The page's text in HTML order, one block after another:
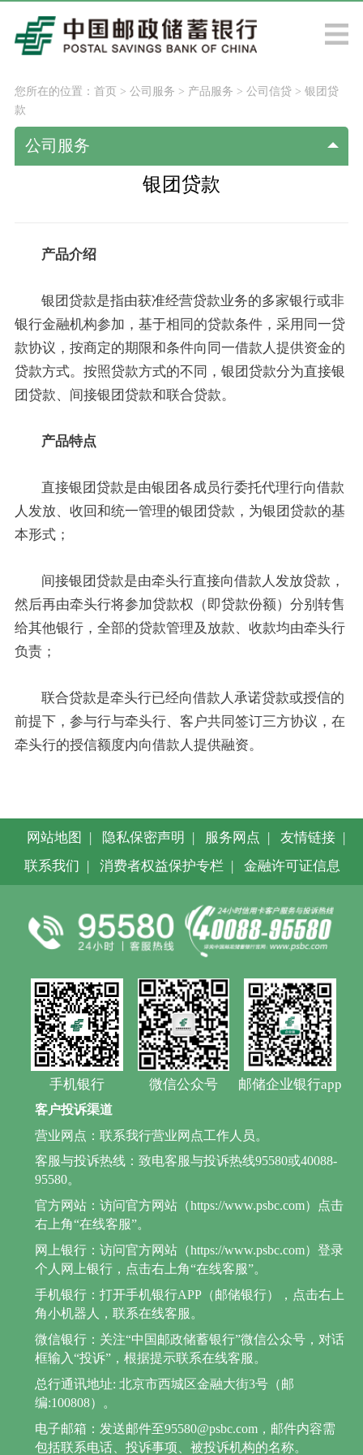
您所在的位置： 首页> 公司服务 > 产品服务 > 公司信贷> 银团贷
款
公司服务
银团贷款
产品介绍
银团贷款是指由获准经营贷款业务的多家银行或非
银行金融机构参加，基于相同的贷款条件，采用同一贷
款协议，按商定的期限和条件向同一借款人提供资金的
贷款方式。按照贷款方式的不同，银团贷款分为直接银
团贷款、间接银团贷款和联合贷款。
产品特点
直接银团贷款是由银团各成员行委托代理行向借款
人发放、收回和统一管理的银团贷款，为银团贷款的基
本形式；
间接银团贷款是由牵头行直接向借款人发放贷款，
然后再由牵头行将参加贷款权（即贷款份额）分别转售
给其他银行，全部的贷款管理及放款、收款均由牵头行
负责；
联合贷款是牵头行已经向借款人承诺贷款或授信的
前提下，参与行与牵头行、客户共同签订三方协议，在
牵头行的授信额度内向借款人提供融资。
网站地图 | 隐私保密声明 | 服务网点 | 友情链接 |
联系我们 | 消费者权益保护专栏 | 金融许可证信息
手机银行 微信公众号 邮储企业银行app
客户投诉渠道
营业网点：联系我行营业网点工作人员。
客服与投诉热线：致电客服与投诉热线95580或40088-
95580。
官方网站：访问官方网站（https://www.psbc.com）点击
右上角“在线客服”。
网上银行：访问官方网站（https://www.psbc.com）登录
个人网上银行，点击右上角“在线客服”。
手机银行：打开手机银行APP（邮储银行），点击右上
角小机器人，联系在线客服。
微信银行：关注“中国邮政储蓄银行”微信公众号，对话
框输入“投诉”，根据提示联系在线客服。
总行通讯地址: 北京市西城区金融大街3号（邮
编:100808）。
电子邮箱：发送邮件至95580@psbc.com，邮件内容需
包括联系电话、投诉事项、被投诉机构的名称。